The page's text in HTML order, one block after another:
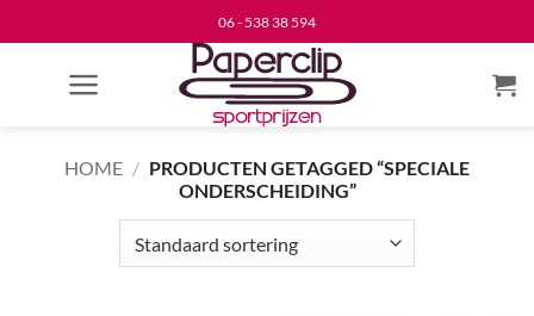
naar
06 - 538 38 594
HOME / PRODUCTEN GETAGGED “SPECIALE
ONDERSCHEIDING”